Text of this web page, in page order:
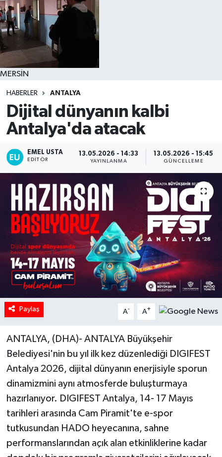
MERSİN
HABERLER ANTALYA
Dijital dünyanın kalbi
Antalya'da atacak
EMEL USTA
EDITÖR
13.05.2026 - 14:33
YAYINLANMA
13.05.2026 - 15:45
GÜNCELLEME
Paylaş A- A+
ANTALYA, (DHA)- ANTALYA Büyükşehir
Belediyesi'nin bu yıl ilk kez düzenlediği DIGIFEST
Antalya 2026, dijital dünyanın enerjisiyle sporun
dinamizmini aynı atmosferde buluşturmaya
hazırlanıyor. DIGIFEST Antalya, 14- 17 Mayıs
tarihleri arasında Cam Piramit'te e-spor
tutkusundan HADO heyecanına, sahne
performanslarından açık alan etkinliklerine kadar